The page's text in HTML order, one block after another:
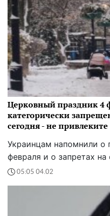
Церковный праздник 4
категорически
сегодня - не
Украинцам напомнили о
февраля и о запретах на
05:05 04.02